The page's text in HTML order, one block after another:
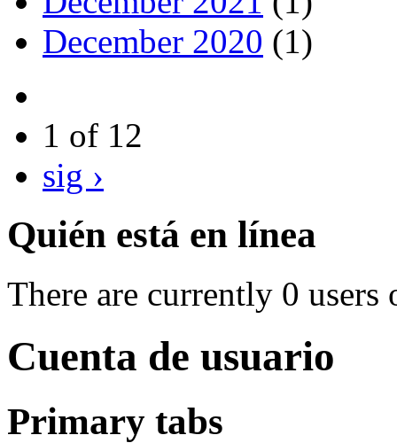
December 2020 (1)
1 of 12
sig ›
Quién está en línea
There are currently 0 users
Cuenta de usuario
Primary tabs